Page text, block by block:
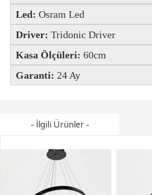
Led: Osram Led
Driver: Tridonic Driver
Kasa Ölçüleri: 60cm
Garanti: 24 Ay
- İlgili Ürünler -